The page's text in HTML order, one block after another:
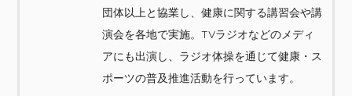
団体以上と協業し、健康に関する講習会や講
演会を各地で実施。TVラジオなどのメディ
アにも出演し、ラジオ体操を通じて健康・ス
ポーツの普及推進活動を行っています。